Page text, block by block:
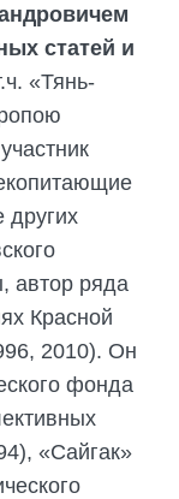
статей и
«Тянь-
других
автор ряда
Красной
2010). Он
фонда
«Сайгак»